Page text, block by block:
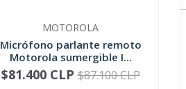
MOTOROLA
Micrófono parlante remoto
Motorola sumergible I...
+
-$81.400 CLP$87.100 CLP